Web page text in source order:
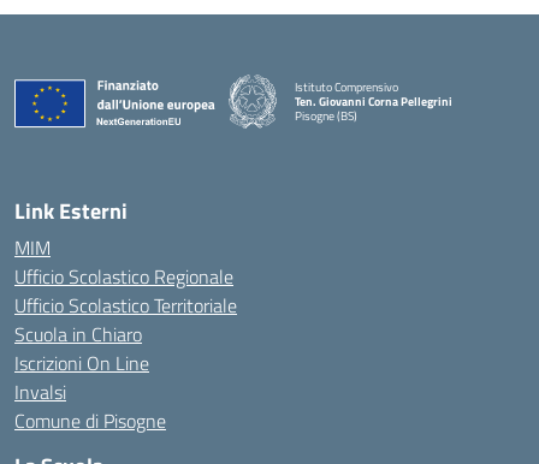
Istituto Comprensivo
Ten. Giovanni Corna Pellegrini
Pisogne (BS)
— Visita la pagina iniziale della scuola
Link Esterni
MIM
Ufficio Scolastico Regionale
Ufficio Scolastico Territoriale
Scuola in Chiaro
Iscrizioni On Line
Invalsi
Comune di Pisogne